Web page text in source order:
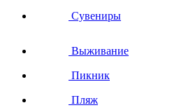
Сувениры
Выживание
Пикник
Пляж